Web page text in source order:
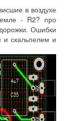
в воздухе
- R2? про
Ошибки
и скальпелем и